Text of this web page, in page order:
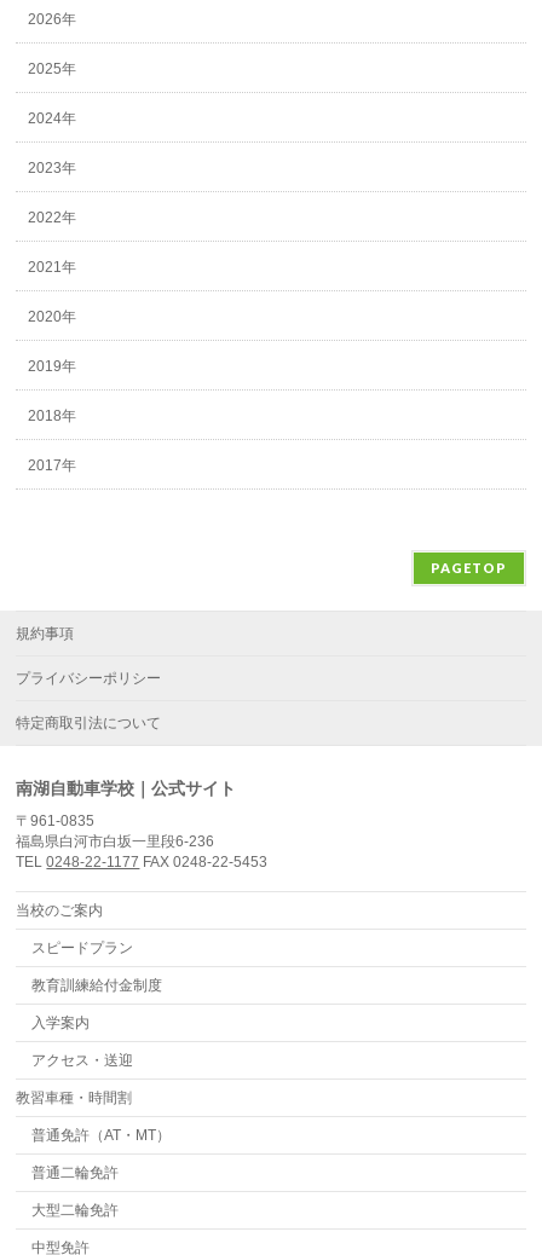
2026年
2025年
2024年
2023年
2022年
2021年
2020年
2019年
2018年
2017年
PAGETOP
規約事項
プライバシーポリシー
特定商取引法について
南湖自動車学校｜公式サイト
〒961-0835
福島県白河市白坂一里段6-236
TEL0248-22-1177 FAX 0248-22-5453
当校のご案内
スピードプラン
教育訓練給付金制度
入学案内
アクセス・送迎
教習車種・時間割
普通免許（AT・MT）
普通二輪免許
大型二輪免許
中型免許